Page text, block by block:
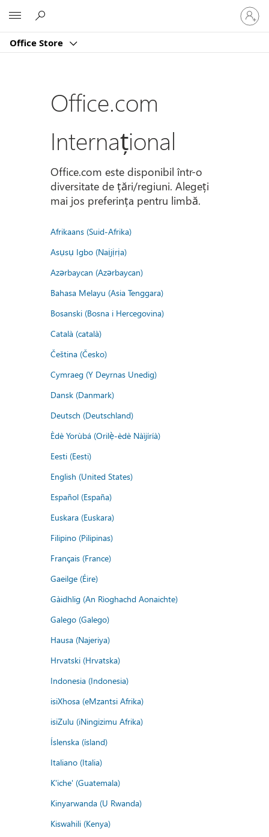
Office Store
vă
la
dvs.
Office.com
Internațional
Office.com este disponibil într-o
diversitate de țări/regiuni. Alegeți
mai jos preferința pentru limbă.
Afrikaans (Suid-Afrika)
Asụsụ Igbo (Naịjịrịa)
Azərbaycan (Azərbaycan)
Bahasa Melayu (Asia Tenggara)
Bosanski (Bosna i Hercegovina)
Català (català)
Čeština (Česko)
Cymraeg (Y Deyrnas Unedig)
Dansk (Danmark)
Deutsch (Deutschland)
Èdè Yorùbá (Orilẹ̀-èdè Nàìjíríà)
Eesti (Eesti)
English (United States)
Español (España)
Euskara (Euskara)
Filipino (Pilipinas)
Français (France)
Gaeilge (Éire)
Gàidhlig (An Rìoghachd Aonaichte)
Galego (Galego)
Hausa (Najeriya)
Hrvatski (Hrvatska)
Indonesia (Indonesia)
isiXhosa (eMzantsi Afrika)
isiZulu (iNingizimu Afrika)
Íslenska (ísland)
Italiano (Italia)
K'iche' (Guatemala)
Kinyarwanda (U Rwanda)
Kiswahili (Kenya)